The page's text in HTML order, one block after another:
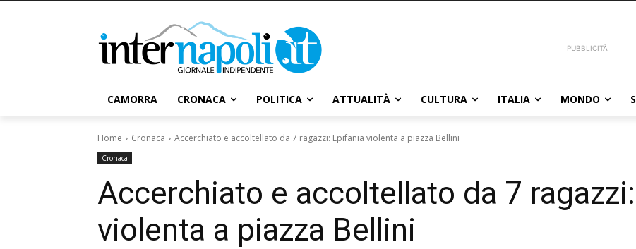
PUBBLICITÀ
CAMORRA CRONACA POLITICA ATTUALITÀ CULTURA ITALIA MONDO
Home Cronaca Accerchiato e accoltellato da 7 ragazzi: Epifania violenta a piazza Bellini
Cronaca
Accerchiato e accoltellato da 7
violenta a piazza Bellini